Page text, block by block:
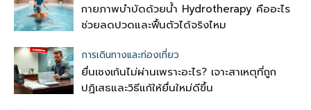
กายภาพบำบัดด้วยน้ำ Hydrotherapy คืออะไร
ช่วยลดปวดและฟื้นตัวได้จริงไหม
การเดินทางและท่องเที่ยว
ยื่นเชงเก้นไม่ผ่านเพราะอะไร? เจาะสาเหตุที่ถูก
ปฏิเสธและวิธีแก้ให้ยื่นใหม่ดีขึ้น